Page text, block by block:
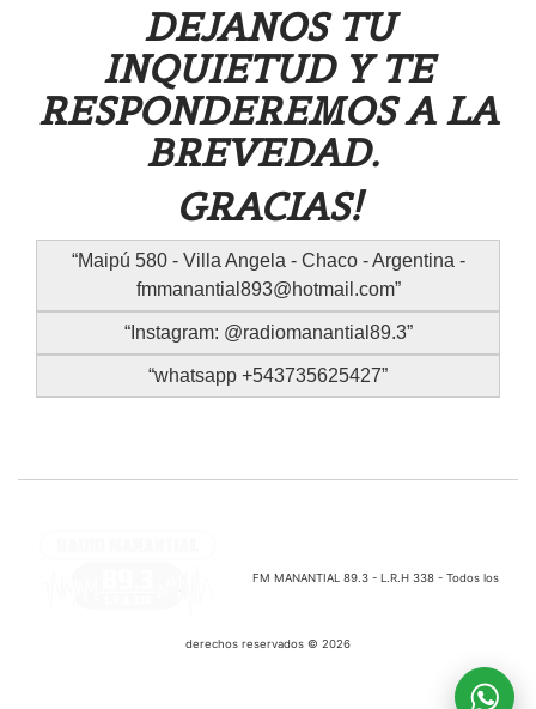
DEJANOS TU
INQUIETUD Y TE
RESPONDEREMOS A LA
BREVEDAD.
GRACIAS!
Maipú 580 - Villa Angela - Chaco - Argentina -
fmmanantial893@hotmail.com
Instagram: @radiomanantial89.3
whatsapp +543735625427
FM MANANTIAL 89.3 - L.R.H 338 - Todos los
derechos reservados © 2026